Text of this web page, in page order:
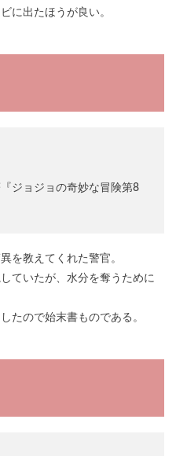
に出たほうが良い。
ジョジョの奇妙な冒険第8
を教えてくれた警官。
ていたが、水分を奪うために
たので始末書ものである。